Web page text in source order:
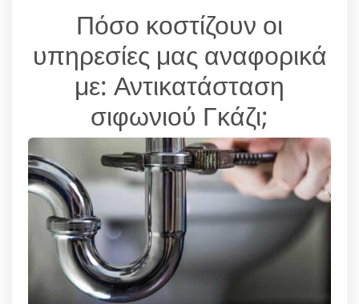
Πόσο κοστίζουν οι
υπηρεσίες μας αναφορικά
με: Αντικατάσταση
σιφωνιού Γκάζι;